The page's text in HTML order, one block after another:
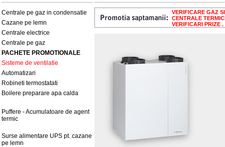
Centrale pe gaz in condensatie
Cazane pe lemn
Centrale electrice
Centrale pe gaz
PACHETE PROMOTIONALE
Sisteme de ventilatie
Automatizari
Robineti termostatati
Boilere preparare apa calda
Puffere - Acumulatoare de agent
termic
Surse alimentare UPS pt. cazane
pe lemn
VERIFICARE GAZ
CENTRALE
VERIFICARI PRIZE .